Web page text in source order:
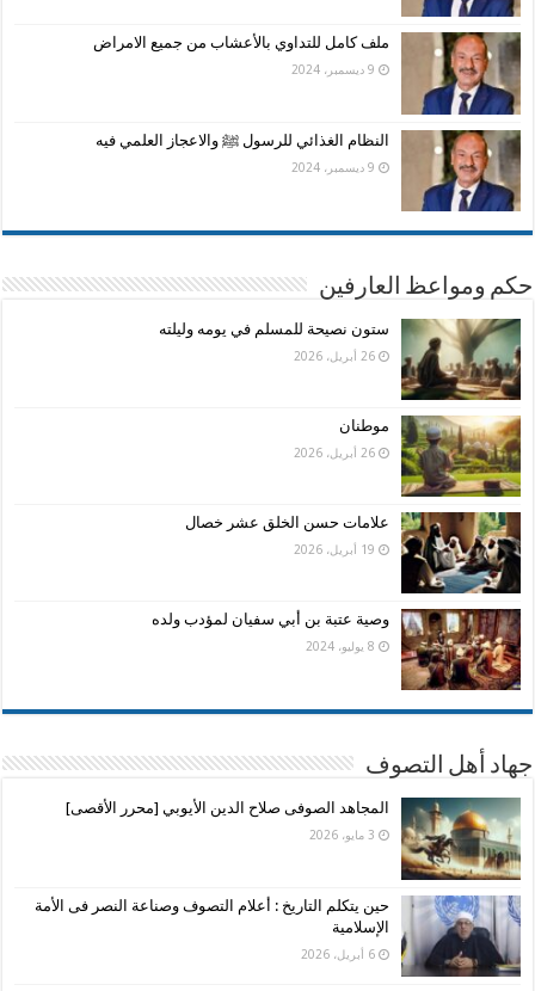
ملف كامل للتداوي بالأعشاب من جميع الامراض
9 ديسمبر، 2024
النظام الغذائي للرسول ﷺ والاعجاز العلمي فيه
9 ديسمبر، 2024
حكم ومواعظ العارفين
ستون نصيحة للمسلم في يومه وليلته
26 أبريل، 2026
موطنان
26 أبريل، 2026
علامات حسن الخلق عشر خصال
19 أبريل، 2026
وصية عتبة بن أبي سفيان لمؤدب ولده
8 يوليو، 2024
جهاد أهل التصوف
المجاهد الصوفى صلاح الدين الأيوبي [محرر الأقصى]
3 مايو، 2026
حين يتكلم التاريخ : أعلام التصوف وصناعة النصر فى الأمة
الإسلامية
6 أبريل، 2026